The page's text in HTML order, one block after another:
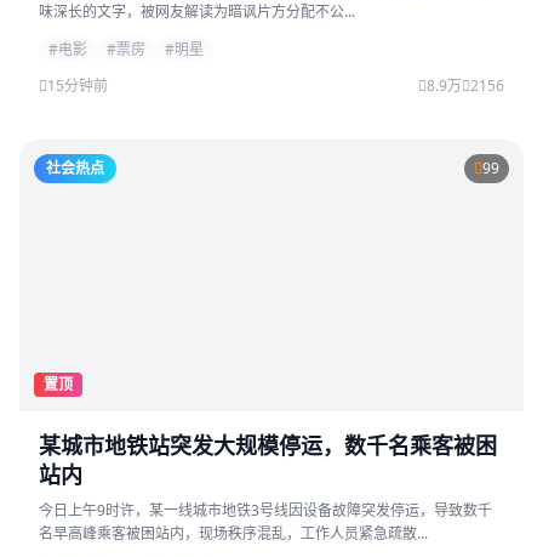
味深长的文字，被网友解读为暗讽片方分配不公...
#电影
#票房
#明星
15分钟前
8.9万 2156
社会热点 99
置顶
某城市地铁站突发大规模停运，数千名乘客被困
站内
今日上午9时许，某一线城市地铁3号线因设备故障突发停运，导致数千
名早高峰乘客被困站内，现场秩序混乱，工作人员紧急疏散...